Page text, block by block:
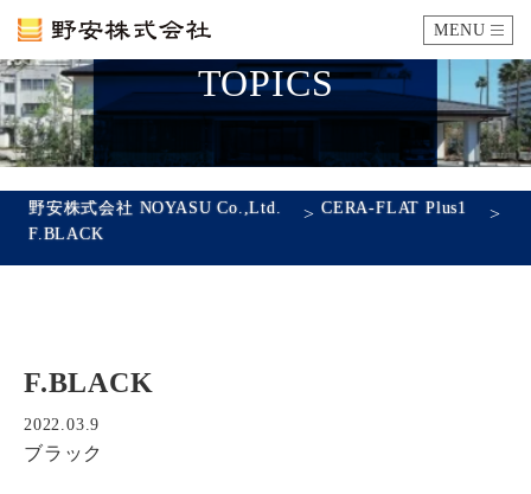
MENU
カタログ
企業情報
会社概要
TOPICS
野安株式会社 NOYASU Co.,Ltd. >CERA-FLAT Plus1 >
F.BLACK
F.BLACK
2022.03.9
ブラック